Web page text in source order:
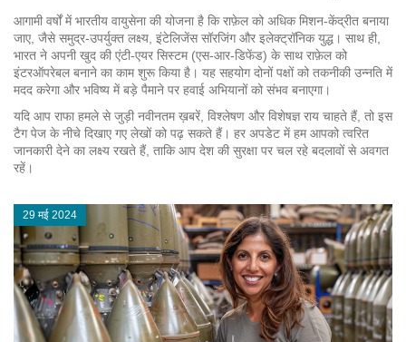
आगामी वर्षों में भारतीय वायुसेना की योजना है कि राफ़ेल को अधिक मिशन‑केंद्रीत बनाया
जाए, जैसे समुद्र‑उपर्युक्त लक्ष्य, इंटेलिजेंस सॉरजिंग और इलेक्ट्रॉनिक युद्ध। साथ ही,
भारत ने अपनी खुद की एंटी‑एयर सिस्टम (एस‑आर-डिफेंड) के साथ राफ़ेल को
इंटरऑपरेबल बनाने का काम शुरू किया है। यह सहयोग दोनों पक्षों को तकनीकी उन्नति में
मदद करेगा और भविष्य में बड़े पैमाने पर हवाई अभियानों को संभव बनाएगा।
यदि आप राफा हमले से जुड़ी नवीनतम ख़बरें, विश्लेषण और विशेषज्ञ राय चाहते हैं, तो इस
टैग पेज के नीचे दिखाए गए लेखों को पढ़ सकते हैं। हर अपडेट में हम आपको त्वरित
जानकारी देने का लक्ष्य रखते हैं, ताकि आप देश की सुरक्षा पर चल रहे बदलावों से अवगत
रहें।
29 मई 2024